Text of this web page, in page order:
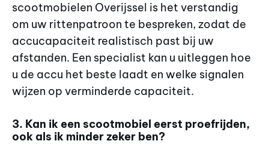
scootmobielen Overijssel is het verstandig
om uw rittenpatroon te bespreken, zodat de
accucapaciteit realistisch past bij uw
afstanden. Een specialist kan u uitleggen hoe
u de accu het beste laadt en welke signalen
wijzen op verminderde capaciteit.
3. Kan ik een scootmobiel eerst proefrijden,
ook als ik minder zeker ben?